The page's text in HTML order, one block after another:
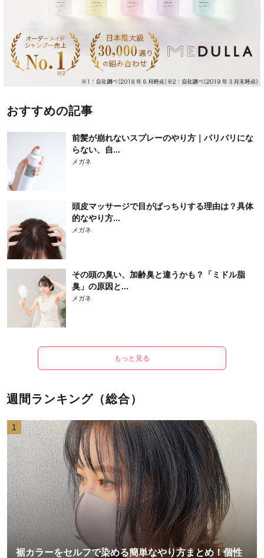
おすすめの記事
前髪が崩れないスプレーのやり方｜パリパリにな
らない、自...
メガネ
頭皮マッサージで目がぱっちりする理由は？具体
的なやり方...
メガネ
その頭の臭い、加齢臭と違うかも？「ミドル脂
臭」の原因と...
メガネ
もっと見る
週間ランキング（総合）
1
裾カラーをセルフで染める簡単なやり方まとめ！個性